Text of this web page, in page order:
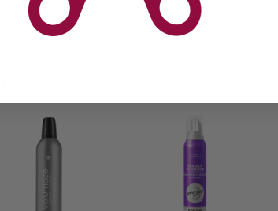
SKU: TW05968